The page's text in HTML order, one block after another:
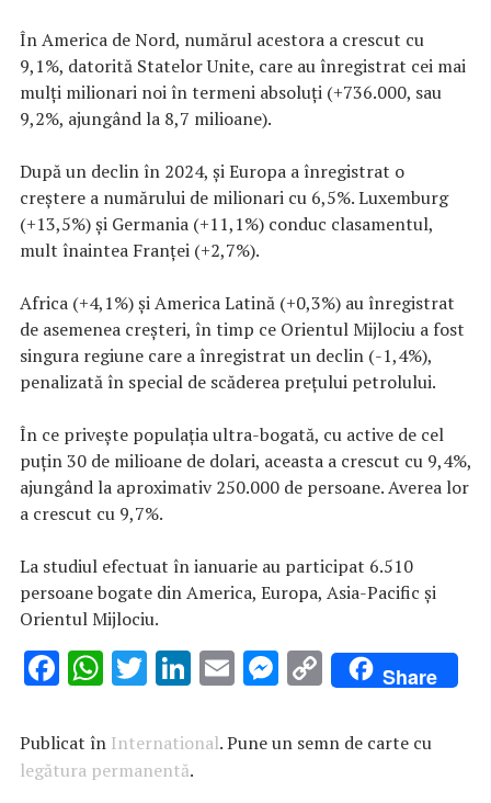
În America de Nord, numărul acestora a crescut cu
9,1%, datorită Statelor Unite, care au înregistrat cei mai
mulţi milionari noi în termeni absoluţi (+736.000, sau
9,2%, ajungând la 8,7 milioane).
După un declin în 2024, şi Europa a înregistrat o
creştere a numărului de milionari cu 6,5%. Luxemburg
(+13,5%) şi Germania (+11,1%) conduc clasamentul,
mult înaintea Franţei (+2,7%).
Africa (+4,1%) şi America Latină (+0,3%) au înregistrat
de asemenea creşteri, în timp ce Orientul Mijlociu a fost
singura regiune care a înregistrat un declin (-1,4%),
penalizată în special de scăderea preţului petrolului.
În ce priveşte populaţia ultra-bogată, cu active de cel
puţin 30 de milioane de dolari, aceasta a crescut cu 9,4%,
ajungând la aproximativ 250.000 de persoane. Averea lor
a crescut cu 9,7%.
La studiul efectuat în ianuarie au participat 6.510
persoane bogate din America, Europa, Asia-Pacific şi
Orientul Mijlociu.
F
e
b
W
at
s
T
it
te
Li
k
e
E
ai
M
se
C
o
p
Share
Publicat în International. Pune un semn de carte cu
legătura permanentă.